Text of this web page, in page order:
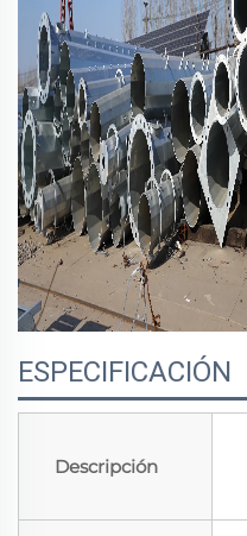
ESPECIFICACIÓN
Descripción